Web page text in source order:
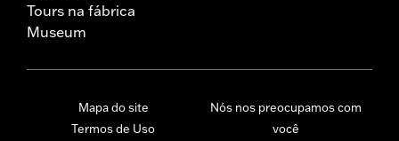
Tours na fábrica
Museum
Mapa do site
Termos de Uso
Nós nos preocupamos com
você